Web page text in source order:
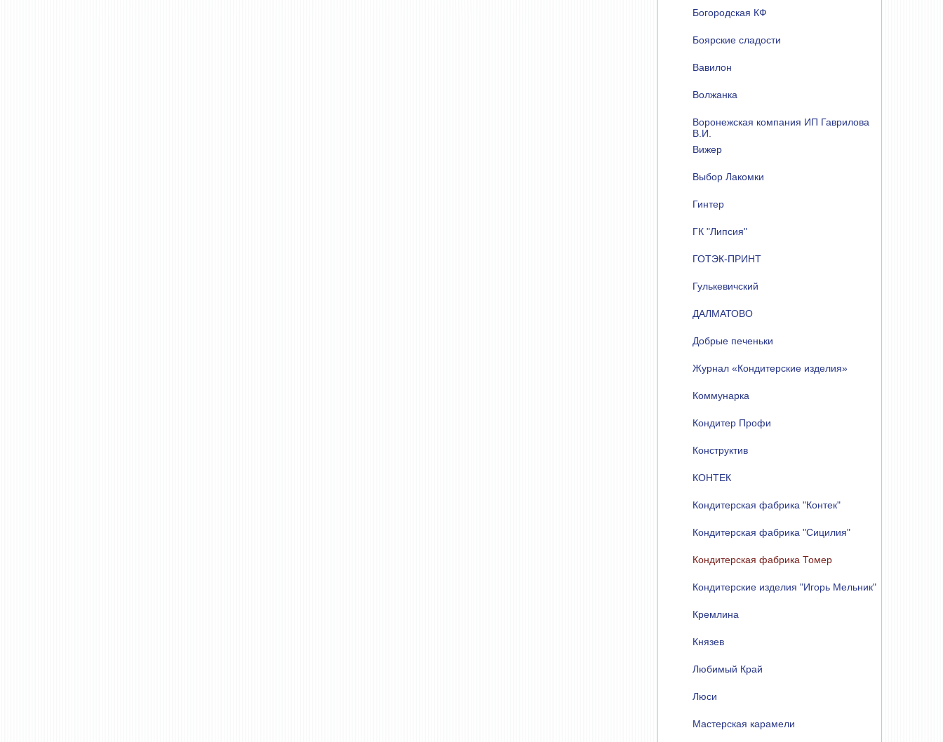
Богородская КФ
Боярские сладости
Вавилон
Волжанка
Воронежская компания ИП Гаврилова
В.И.
Вижер
Выбор Лакомки
Гинтер
ГК "Липсия"
ГОТЭК-ПРИНТ
Гулькевичский
ДАЛМАТОВО
Добрые печеньки
Журнал «Кондитерские изделия»
Коммунарка
Кондитер Профи
Конструктив
КОНТЕК
Кондитерская фабрика "Контек"
Кондитерская фабрика "Сицилия"
Кондитерская фабрика Томер
Кондитерские изделия "Игорь Мельник"
Кремлина
Князев
Любимый Край
Люси
Мастерская карамели